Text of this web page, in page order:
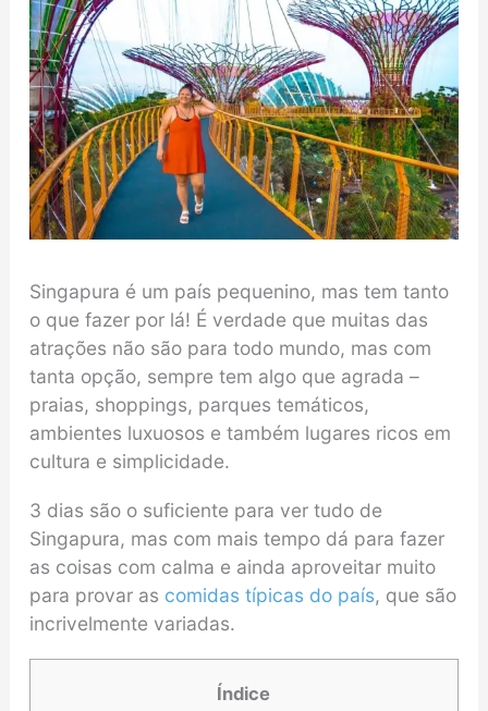
Singapura é um país pequenino, mas tem tanto
o que fazer por lá! É verdade que muitas das
atrações não são para todo mundo, mas com
tanta opção, sempre tem algo que agrada –
praias, shoppings, parques temáticos,
ambientes luxuosos e também lugares ricos em
cultura e simplicidade.
3 dias são o suficiente para ver tudo de
Singapura, mas com mais tempo dá para fazer
as coisas com calma e ainda aproveitar muito
para provar as comidas típicas do país, que são
incrivelmente variadas.
Índice